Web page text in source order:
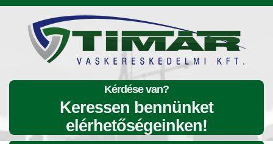
Kérdése van?
Keressen bennünket
elérhetőségeinken!